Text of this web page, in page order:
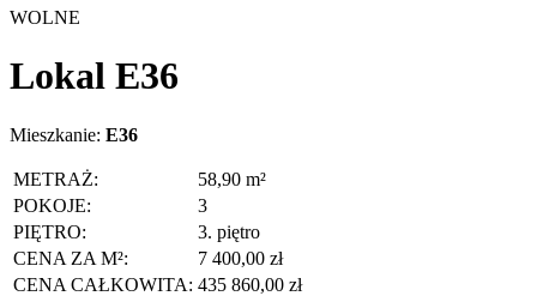
WOLNE
Lokal E36
Mieszkanie: E36
METRAŻ:
58,90 m²
POKOJE:
3
PIĘTRO:
3. piętro
CENA ZA M²:
7 400,00 zł
CENA CAŁKOWITA: 435 860,00 zł